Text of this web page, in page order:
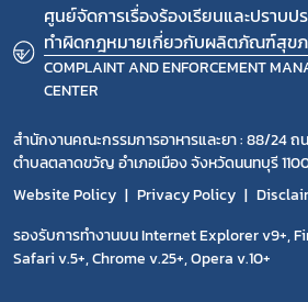
ศูนย์จัดการเรื่องร้องเรียนและปราบป
ทำผิดกฎหมายเกี่ยวกับผลิตภัณฑ์สุข
COMPLAINT AND ENFORCEMENT
CENTER
สำนักงานคณะกรรมการอาหารและยา : 88/24 ถ
ตำบลตลาดขวัญ อำเภอเมือง จังหวัดนนทบุรี
Website Policy
Privacy Policy
รองรับการทำงานบน Internet Explorer v9+,
Safari v.5+, Chrome v.25+, Opera v.10+